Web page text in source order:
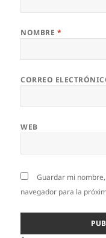
NOMBRE *
CORREO
WEB
Guardar mi
navegador para la